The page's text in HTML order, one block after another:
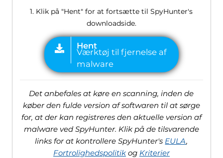
1. Klik på "Hent" for at fortsætte til SpyHunter's
downloadside.
Det anbefales at køre en scanning, inden de
køber den fulde version af softwaren til at sørge
for, at der kan registreres den aktuelle version af
malware ved SpyHunter. Klik på de tilsvarende
links for at kontrollere SpyHunter's EULA,
Fortrolighedspolitikog Kriterier